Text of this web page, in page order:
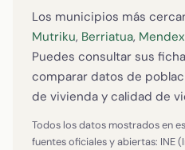
Los municipios más
Mutriku, Berriatua,
Puedes consultar sus
comparar datos de
de vivienda y calidad de
Todos los datos mostrados en
fuentes oficiales y abiertas: INE